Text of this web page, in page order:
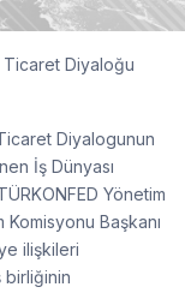
Ticaret Diyaloğu
Diyalogunun
İş Dünyası
Yönetim
Komisyonu Başkanı
ilişkileri
birliğinin